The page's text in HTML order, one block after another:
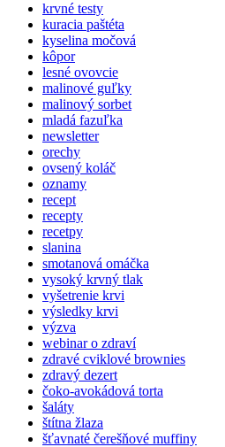
krvné testy
kuracia paštéta
kyselina močová
kôpor
lesné ovovcie
malinové guľky
malinový sorbet
mladá fazuľka
newsletter
orechy
ovsený koláč
oznamy
recept
recepty
recetpy
slanina
smotanová omáčka
vysoký krvný tlak
vyšetrenie krvi
výsledky krvi
výzva
webinar o zdraví
zdravé cviklové brownies
zdravý dezert
čoko-avokádová torta
šaláty
štítna žlaza
šťavnaté čerešňové muffiny